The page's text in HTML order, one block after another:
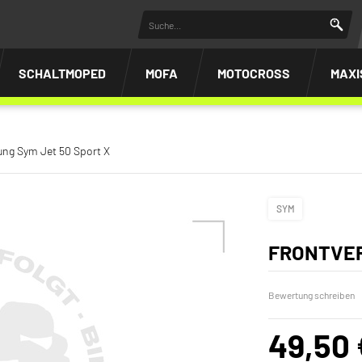
SCHALTMOPED MOFA MOTOCROSS
Sym Jet 50 Sport X
SYM
Bewertung schreiben
49,50